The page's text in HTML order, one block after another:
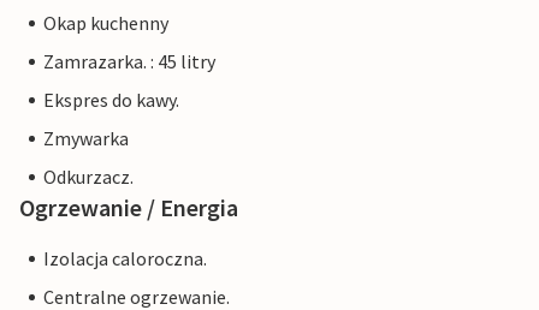
Okap kuchenny
Zamrazarka. : 45 litry
Ekspres do kawy.
Zmywarka
Odkurzacz.
Ogrzewanie / Energia
Izolacja caloroczna.
Centralne ogrzewanie.